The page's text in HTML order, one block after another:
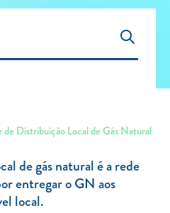
de Distribuição Local de Gás Natural
de gás natural é a rede
entregar o GN aos
local.